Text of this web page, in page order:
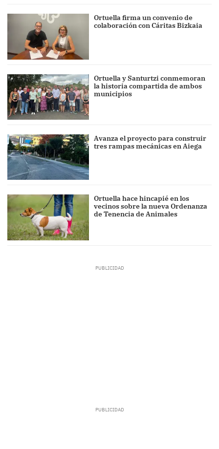
Ortuella firma un convenio de
colaboración con Cáritas Bizkaia
Ortuella y Santurtzi conmemoran
la historia compartida de ambos
municipios
Avanza el proyecto para construir
tres rampas mecánicas en Aiega
Ortuella hace hincapié en los
vecinos sobre la nueva Ordenanza
de Tenencia de Animales